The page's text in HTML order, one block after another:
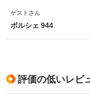
駆動方式 FR
ゲストさん
ポルシェ 944
評価の低いレビ